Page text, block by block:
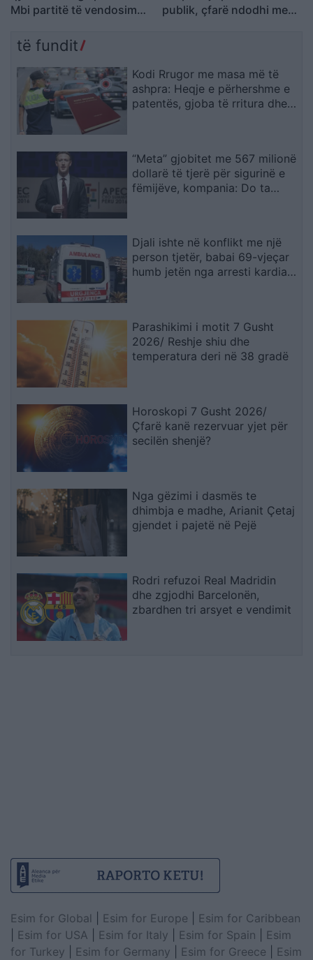
Mbi partitë të vendosim
koha e brezit të ri
publik, çfarë ndodhi me
të fundit
Kodi Rrugor me masa më të
ashpra: Heqje e përhershme e
patentës, gjoba të rritura dhe
“Meta” gjobitet me 567 milionë
dollarë të tjerë për sigurinë e
fëmijëve, kompania: Do ta
Djali ishte në konflikt me një
person tjetër, babai 69-vjeçar
humb jetën nga arresti kardiak
Parashikimi i motit 7 Gusht
2026/ Reshje shiu dhe
temperatura deri në 38 gradë
Horoskopi 7 Gusht 2026/
Çfarë kanë rezervuar yjet për
secilën shenjë?
Nga gëzimi i dasmës te
dhimbja e madhe, Arianit Çetaj
gjendet i pajetë në Pejë
Rodri refuzoi Real Madridin
dhe zgjodhi Barcelonën,
zbardhen tri arsyet e vendimit
Esim for Global Esim for Europe
Esim for Caribbean
Esim for USA Esim for Italy Esim for Spain
Esim
for Turkey
Esim for Germany Esim for Greece
Esim